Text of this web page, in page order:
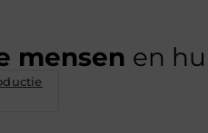
mensen en